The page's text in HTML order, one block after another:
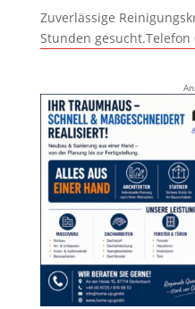
Zuverlässige
Stunden gesucht.Telefon